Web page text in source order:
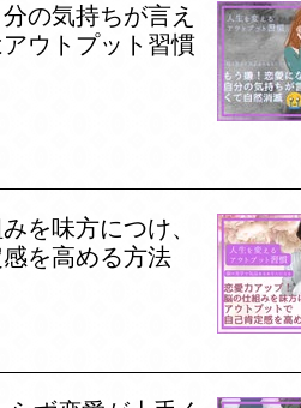
の気持ちが言え
ウトプット習慣
を味方につけ、
を高める方法